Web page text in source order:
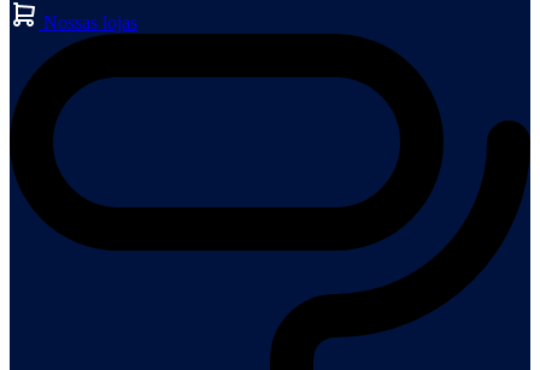
Nossas lojas